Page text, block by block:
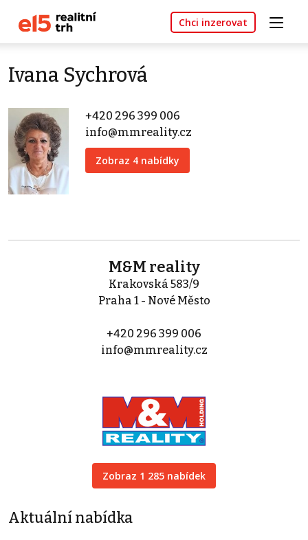
Chci inzerovat
Ivana Sychrová
+420 296 399 006
info@mmreality.cz
Zobraz 4 nabídky
M&M reality
Krakovská 583/9
Praha 1 - Nové Město
+420 296 399 006
info@mmreality.cz
Zobraz 1 285 nabídek
Aktuální nabídka